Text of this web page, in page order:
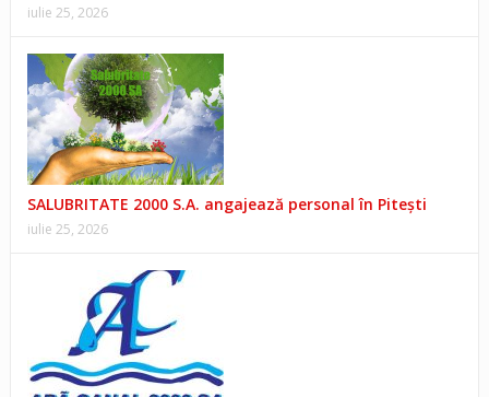
iulie 25, 2026
SALUBRITATE 2000 S.A. angajează personal în Pitești
iulie 25, 2026